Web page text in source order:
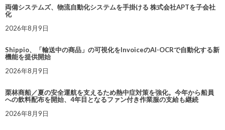
両備システムズ、物流自動化システムを手掛ける 株式会社APTを子会社
化
2026年8月9日
Shippio、「輸送中の商品」の可視化をInvoiceのAI-OCRで自動化する新
機能を提供開始
2026年8月9日
栗林商船／夏の安全運航を支えるため熱中症対策を強化。今年から船員
への飲料配布を開始、4年目となるファン付き作業服の支給も継続
2026年8月9日